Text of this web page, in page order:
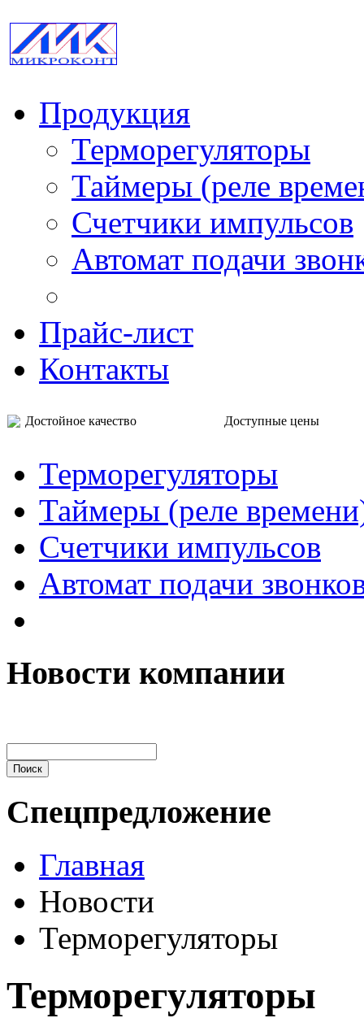
Продукция
Терморегуляторы
Таймеры (реле
Счетчики импульсов
Автомат подачи
Прайс-лист
Контакты
Достойное качество Доступные цены
Терморегуляторы
Таймеры (реле
Счетчики импульсов
Автомат подачи
Новости компании
Спецпредложение
Главная
Новости
Терморегуляторы
Терморегуляторы